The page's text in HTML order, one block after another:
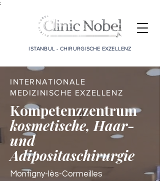
;
ISTANBUL - CHIRURGISCHE EXZELLENZ
INTERNATIONALE
MEDIZINISCHE EXZELLENZ
Kompetenzzentrum
kosmetische, Haar-
und
Adipositaschirurgie
Montigny-lès-Cormeilles